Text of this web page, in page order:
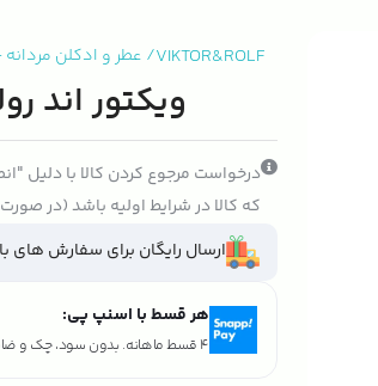
VIKTOR&ROLF
/ عطر و ادکلن مردانه
ویکتور اند
درخواست مرجوع کردن کالا با دلیل
که کالا در شرایط اولیه باشد (در
ارسال رایگان برای سفارش های بالای 5,000,000
هر قسط با اسنپ پی:
4 قسط ماهانه. بدون سود، چک و ضامن.